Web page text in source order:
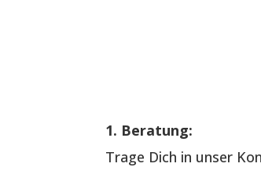
1. Beratung:
Trage Dich in unser